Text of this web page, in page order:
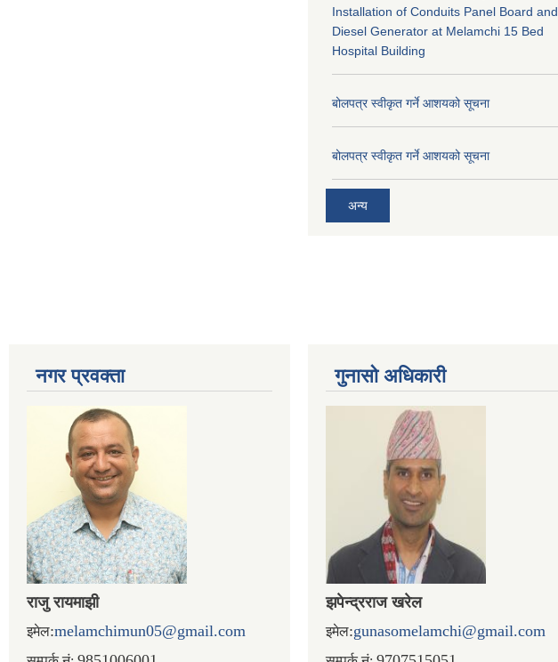
Installation of Conduits Panel Board and
Diesel Generator at Melamchi 15 Bed
Hospital Building
बोलपत्र स्वीकृत गर्ने आशयको सूचना
बोलपत्र स्वीकृत गर्ने आशयको सूचना
अन्य
नगर प्रव‌क्ता
राजु रायमाझी
इमेल:melamchimun05@gmail.com
गुनासो अधिकारी
झपेन्द्रराज खरेल
इमेल:gunasomelamchi@gmail.com